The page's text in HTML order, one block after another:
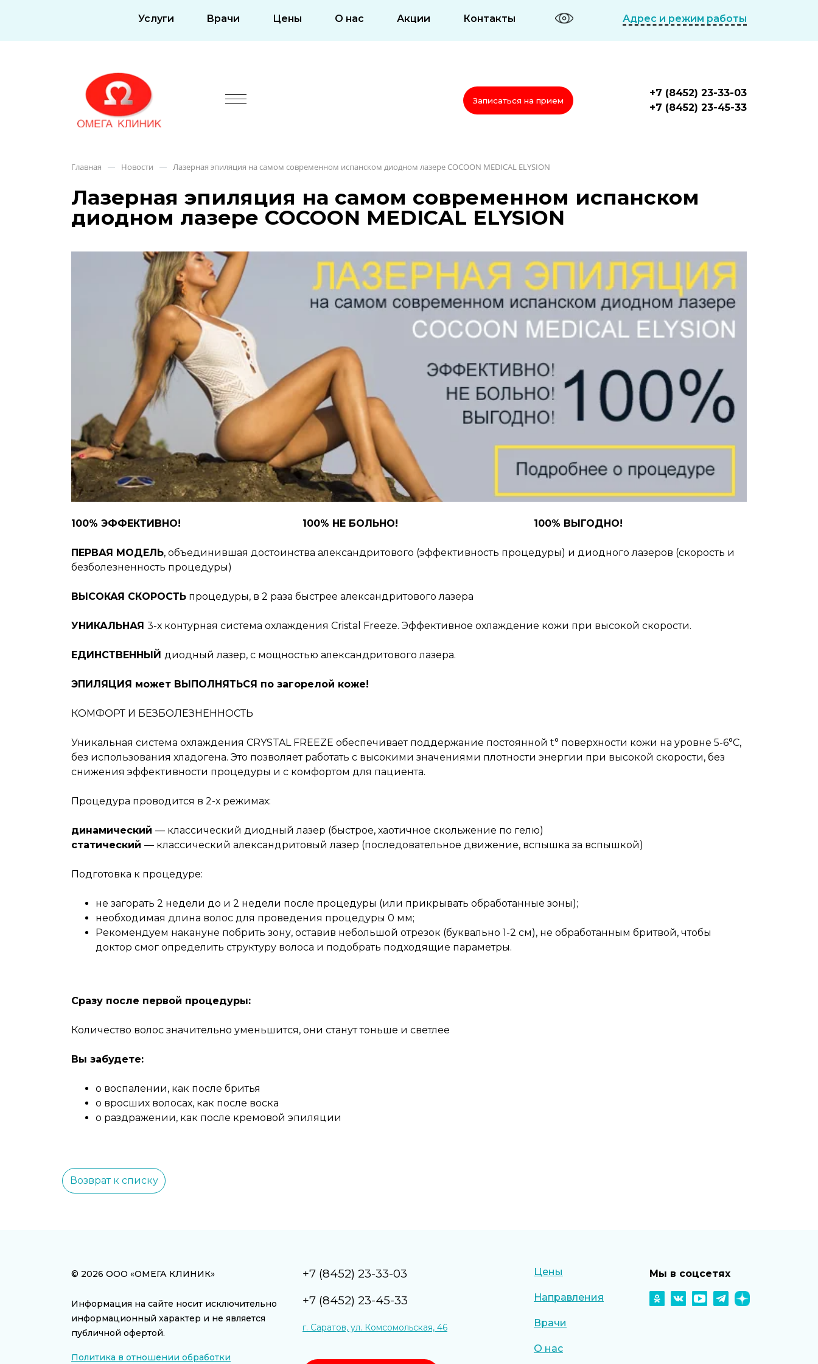
Услуги Врачи Цены О нас Акции Контакты Адрес и режим работы
Записаться на прием
+7 (8452) 23-33-03
+7 (8452) 23-45-33
Главная — Новости — Лазерная эпиляция на самом современном испанском диодном лазере COCOON MEDICAL ELYSION
Лазерная эпиляция на самом современном испанском
диодном лазере COCOON MEDICAL ELYSION
100% ЭФФЕКТИВНО! 100% НЕ БОЛЬНО! 100% ВЫГОДНО!
ПЕРВАЯ МОДЕЛЬ, объединившая достоинства александритового (эффективность процедуры) и диодного лазеров (скорость и
безболезненность процедуры)
ВЫСОКАЯ СКОРОСТЬ процедуры, в 2 раза быстрее александритового лазера
УНИКАЛЬНАЯ 3-х контурная система охлаждения Cristal Freeze. Эффективное охлаждение кожи при высокой скорости.
ЕДИНСТВЕННЫЙ диодный лазер, с мощностью александритового лазера.
ЭПИЛЯЦИЯ может ВЫПОЛНЯТЬСЯ по загорелой коже!
КОМФОРТ И БЕЗБОЛЕЗНЕННОСТЬ
Уникальная система охлаждения CRYSTAL FREEZE обеспечивает поддержание постоянной t° поверхности кожи на уровне 5-6°С,
без использования хладогена. Это позволяет работать с высокими значениями плотности энергии при высокой скорости, без
снижения эффективности процедуры и с комфортом для пациента.
Процедура проводится в 2-х режимах:
динамический — классический диодный лазер (быстрое, хаотичное скольжение по гелю)
статический — классический александритовый лазер (последовательное движение, вспышка за вспышкой)
Подготовка к процедуре:
не загорать 2 недели до и 2 недели после процедуры (или прикрывать обработанные зоны);
необходимая длина волос для проведения процедуры 0 мм;
Рекомендуем накануне побрить зону, оставив небольшой отрезок (буквально 1-2 см), не обработанным бритвой, чтобы
доктор смог определить структуру волоса и подобрать подходящие параметры.
Сразу после первой процедуры:
Количество волос значительно уменьшится, они станут тоньше и светлее
Вы забудете:
о воспалении, как после бритья
о вросших волосах, как после воска
о раздражении, как после кремовой эпиляции
Возврат к списку
© 2026 ООО «ОМЕГА КЛИНИК»
Информация на сайте носит исключительно
информационный характер и не является
публичной офертой.
Политика в отношении обработки
+7 (8452) 23-33-03
+7 (8452) 23-45-33
г. Саратов, ул. Комсомольская, 46
Цены
Направления
Врачи
О нас
Мы в соцсетях